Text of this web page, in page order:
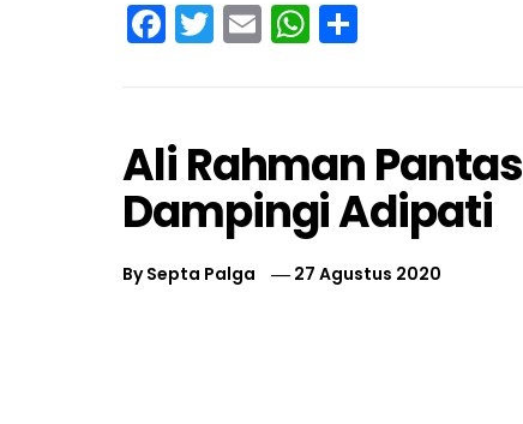
Facebook
TwitterEmailWhatsApp
Ali Rahman Pantas
Dampingi Adipati
BySepta Palga 27 Agustus 2020